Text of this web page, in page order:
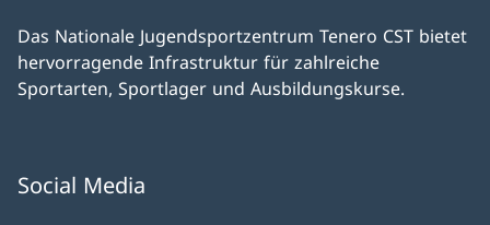
Das Nationale Jugendsportzentrum Tenero CST bietet
hervorragende Infrastruktur für zahlreiche
Sportarten, Sportlager und Ausbildungskurse.
Social Media